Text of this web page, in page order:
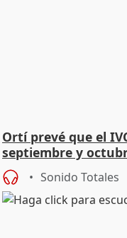
Ortí prevé que el
septiembre y
Sonido Totales